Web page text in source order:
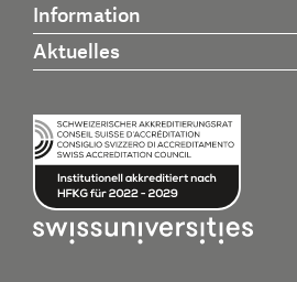
Information
Aktuelles